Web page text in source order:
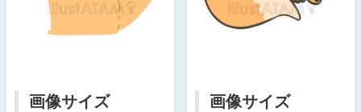
画像サイズ 画像サイズ